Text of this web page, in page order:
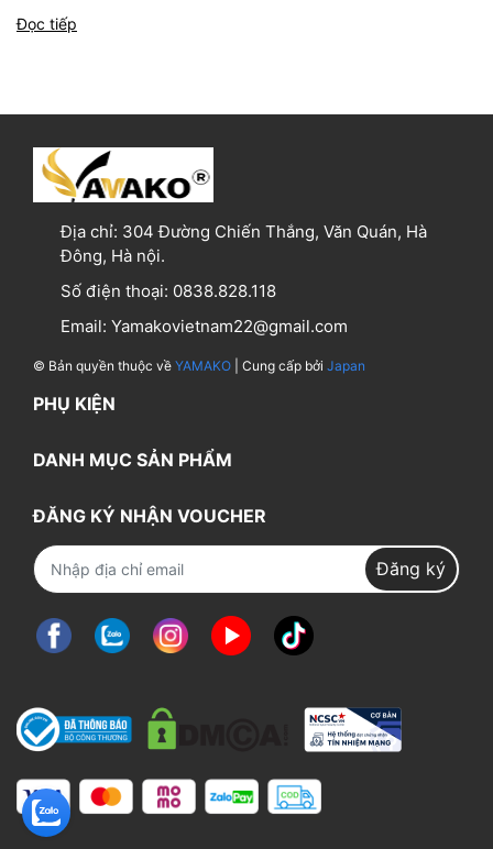
Đọc tiếp
Địa chỉ: 304 Đường Chiến Thắng, Văn Quán, Hà
Đông, Hà nội.
Số điện thoại: 0838.828.118
Email: Yamakovietnam22@gmail.com
© Bản quyền thuộc về YAMAKO | Cung cấp bởi Japan
PHỤ KIỆN
DANH MỤC SẢN PHẨM
ĐĂNG KÝ NHẬN VOUCHER
Đăng ký